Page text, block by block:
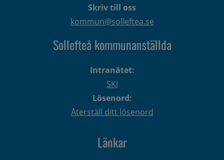
Skriv till oss
kommun@solleftea.se
Sollefteå kommunanställda
Intranätet:
SKI
Lösenord:
Återställ ditt lösenord
Länkar